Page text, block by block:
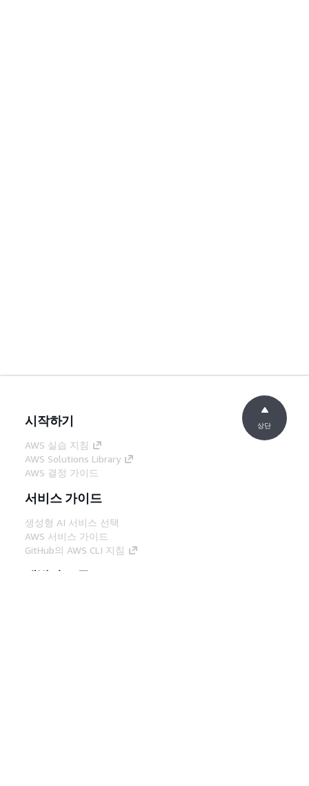
시작하기
AWS 실습 지침
AWS Solutions Library
AWS 결정 가이드
서비스 가이드
생성형 AI 서비스 선택
AWS 서비스 가이드
GitHub의 AWS CLI 지침
개발자 도구
상단